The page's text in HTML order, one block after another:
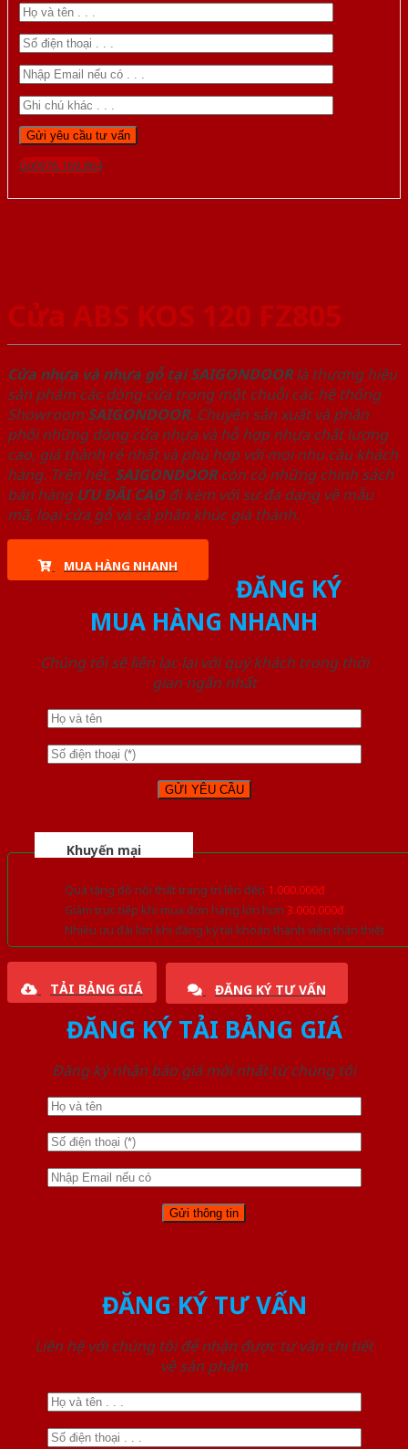
Gọi 0976.169.864
Cửa ABS KOS 120 FZ805
Cửa nhựa và nhựa gỗ tại SAIGONDOORlà thương hiệu
sản phẩm các dòng cửa trong một chuỗi các hệ thống
Showroom SAIGONDOOR. Chuyên sản xuất và phân
phối những dòng cửa nhựa và hỗ hợp nhựa chất lượng
cao, giá thành rẻ nhất và phù hợp với mọi nhu cầu khách
hàng. Trên hết, SAIGONDOORcòn có những chính sách
bán hàng ƯU ĐÃI CAOđi kèm với sự đa dạng về mẫu
mã, loại cửa gỗ và cả phân khúc giá thành.
MUA HÀNG NHANH
ĐĂNG KÝ
MUA HÀNG NHANH
Chúng tôi sẽ liên lạc lại với quý khách trong thời
gian ngắn nhất
Khuyến mại
Quà tặng đồ nội thất trang trí lên đến 1.000.000đ
Giảm trực tiếp khi mua đơn hàng lớn hơn 3.000.000đ
Nhiều ưu đãi lớn khi đăng ký tài khoản thành viên thân thiết
TẢI BẢNG GIÁ ĐĂNG KÝ TƯ VẤN
ĐĂNG KÝ TẢI BẢNG GIÁ
Đăng ký nhận báo giá mới nhất từ chúng tôi
ĐĂNG KÝ TƯ VẤN
Liên hệ với chúng tôi để nhận được tư vấn chi tiết
về sản phẩm